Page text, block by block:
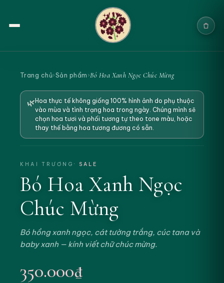
Sản phẩm
Cưới & Sự kiện
Blogs
Chính sách
Địa chỉ & Liên hệ
Tìm sản phẩm
Trang chủ›Sản phẩm ›Bó Hoa Xanh Ngọc Chúc Mừng
🌿 Hoa thực tế không giống 100% hình ảnh do phụ thuộc
vào mùa và tình trạng hoa trong ngày. Chúng mình sẽ
chọn hoa tươi và phối tương tự theo tone màu, hoặc
thay thế bằng hoa tương đương có sẵn.
KHAI TRƯƠNG · SALE
Bó Hoa Xanh Ngọc
Chúc Mừng
Bó hồng xanh ngọc, cát tường trắng, cúc tana và
baby xanh — kính viết chữ chúc mừng.
350.000₫